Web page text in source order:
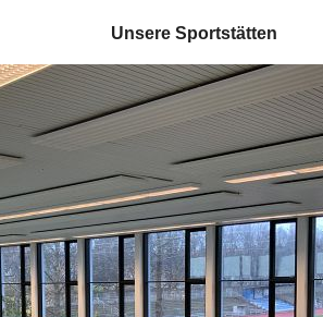
Unsere Sportstätten